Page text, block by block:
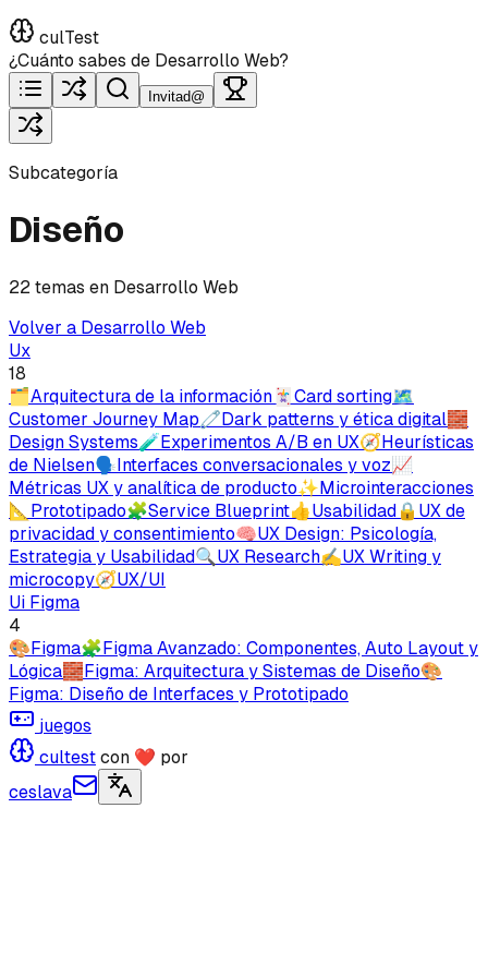
culTest
¿Cuánto sabes de Desarrollo Web?
Invitad@
Subcategoría
Diseño
22 temas en Desarrollo Web
Volver a Desarrollo Web
Ux
18
🗂️Arquitectura de la información🃏Card sorting🗺️
Customer Journey Map🧷Dark patterns y ética digital🧱
Design Systems🧪Experimentos A/B en UX🧭Heurísticas
de Nielsen🗣️Interfaces conversacionales y voz📈
Métricas UX y analítica de producto✨Microinteracciones
📐 Prototipado🧩Service Blueprint👍Usabilidad🔒 UX de
privacidad y consentimiento🧠UX Design: Psicología,
Estrategia y Usabilidad🔍UX Research✍️UX Writing y
microcopy🧭UX/UI
Ui Figma
4
🎨Figma🧩Figma Avanzado: Componentes, Auto Layout y
Lógica🧱Figma: Arquitectura y Sistemas de Diseño🎨
Figma: Diseño de Interfaces y Prototipado
juegos
cultestcon ❤ por
ceslava